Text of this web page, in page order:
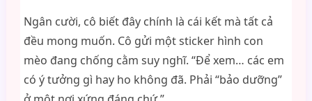
Ngân cười, cô biết đây chính là cái kết mà tất cả
đều mong muốn. Cô gửi một sticker hình con
mèo đang chống cằm suy nghĩ. “Để xem… các em
có ý tưởng gì hay ho không đã. Phải “bảo dưỡng”